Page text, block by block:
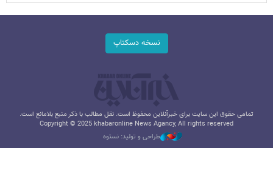
نسخه دسکتاپ
تمامی حقوق این سایت برای خبرآنلاین محفوظ است. نقل مطالب با ذکر منبع بلامانع است.
Copyright © 2025 khabaronline News Agancy, All rights reserved
طراحی و تولید: نستوه